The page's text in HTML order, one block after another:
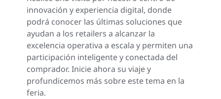
innovación y experiencia digital, donde
podrá conocer las últimas soluciones que
ayudan a los retailers a alcanzar la
excelencia operativa a escala y permiten una
participación inteligente y conectada del
comprador. Inicie ahora su viaje y
profundicemos más sobre este tema en la
feria.